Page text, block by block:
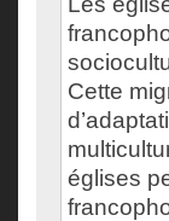
Cette
églises